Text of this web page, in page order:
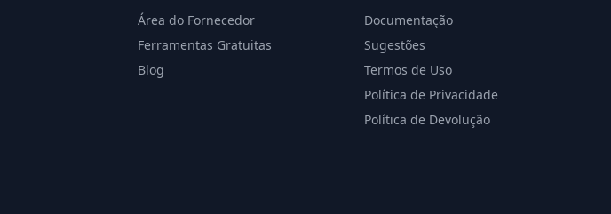
Área do Fornecedor
Ferramentas Gratuitas
Blog
Documentação
Sugestões
Termos de Uso
Política de Privacidade
Política de Devolução